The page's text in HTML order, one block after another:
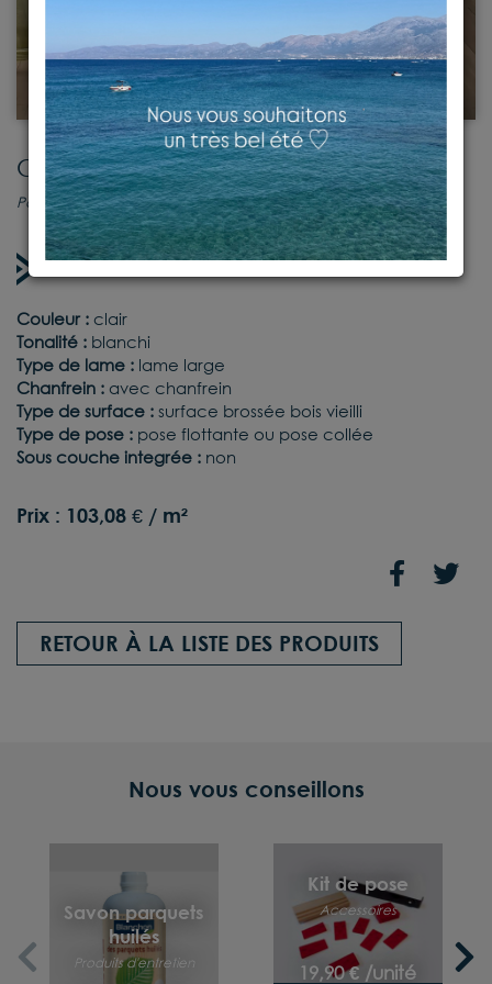
CHENE TUN
Parquet contrecollé
Sur commande
Couleur : clair
Tonalité : blanchi
Type de lame : lame large
Chanfrein : avec chanfrein
Type de surface : surface brossée bois vieilli
Type de pose : pose flottante ou pose collée
Sous couche integrée : non
Prix : 103,08 € / m²
RETOUR À LA LISTE DES PRODUITS
Nous vous conseillons
Savon parquets
huilés
Produits d'entretien
Kit de pose
Accessoires
19,90 € /unité